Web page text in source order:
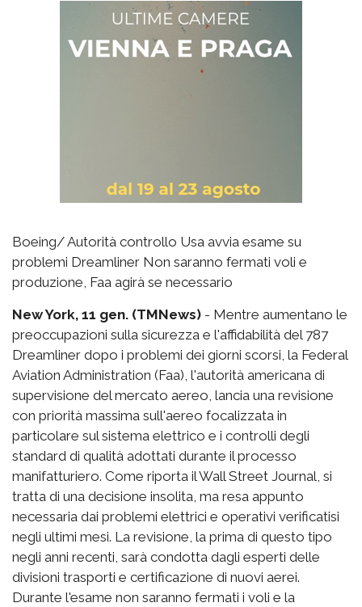
Boeing/ Autorità controllo Usa avvia esame su
problemi Dreamliner Non saranno fermati voli e
produzione, Faa agirà se necessario
New York, 11 gen. (TMNews) - Mentre aumentano le
preoccupazioni sulla sicurezza e l'affidabilità del 787
Dreamliner dopo i problemi dei giorni scorsi, la Federal
Aviation Administration (Faa), l'autorità americana di
supervisione del mercato aereo, lancia una revisione
con priorità massima sull'aereo focalizzata in
particolare sul sistema elettrico e i controlli degli
standard di qualità adottati durante il processo
manifatturiero. Come riporta il Wall Street Journal, si
tratta di una decisione insolita, ma resa appunto
necessaria dai problemi elettrici e operativi verificatisi
negli ultimi mesi. La revisione, la prima di questo tipo
negli anni recenti, sarà condotta dagli esperti delle
divisioni trasporti e certificazione di nuovi aerei.
Durante l'esame non saranno fermati i voli e la